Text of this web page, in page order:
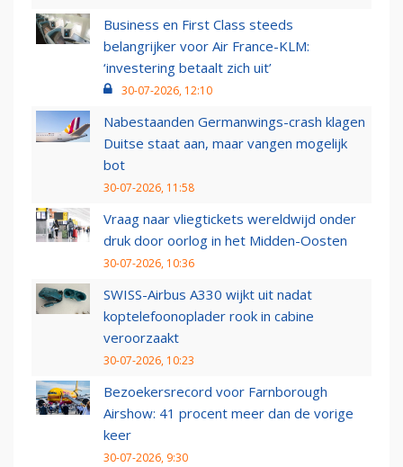
Business en First Class steeds
belangrijker voor Air France-KLM:
‘investering betaalt zich uit’
30-07-2026, 12:10
Nabestaanden Germanwings-crash klagen
Duitse staat aan, maar vangen mogelijk
bot
30-07-2026, 11:58
Vraag naar vliegtickets wereldwijd onder
druk door oorlog in het Midden-Oosten
30-07-2026, 10:36
SWISS-Airbus A330 wijkt uit nadat
koptelefoonoplader rook in cabine
veroorzaakt
30-07-2026, 10:23
Bezoekersrecord voor Farnborough
Airshow: 41 procent meer dan de vorige
keer
30-07-2026, 9:30